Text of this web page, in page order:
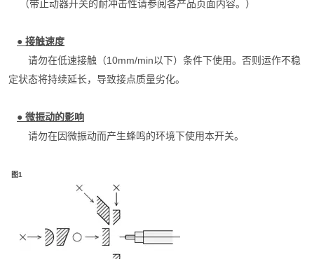
（带止动器开关的耐冲击性请参阅各产品页面内容。）
● 接触速度
请勿在低速接触（10mm/min以下）条件下使用。否则运作不稳
定状态将持续延长，导致接点质量劣化。
● 微振动的影响
请勿在因微振动而产生蜂鸣的环境下使用本开关。
图1